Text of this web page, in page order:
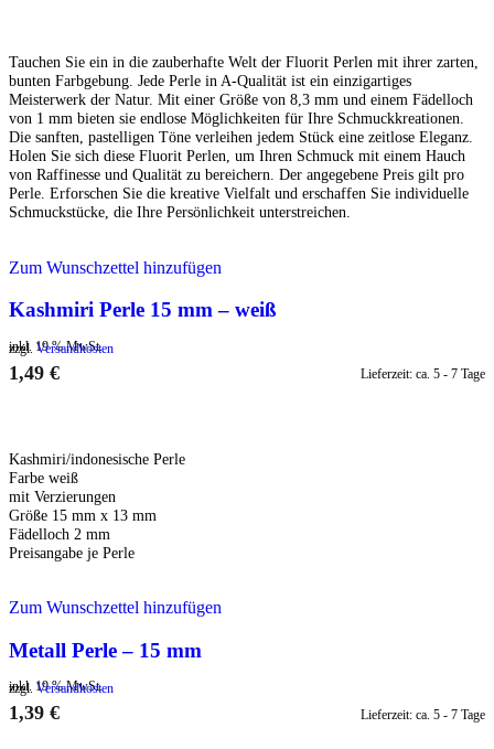
Tauchen Sie ein in die zauberhafte Welt der Fluorit Perlen mit ihrer zarten,
bunten Farbgebung. Jede Perle in A-Qualität ist ein einzigartiges
Meisterwerk der Natur. Mit einer Größe von 8,3 mm und einem Fädelloch
von 1 mm bieten sie endlose Möglichkeiten für Ihre Schmuckkreationen.
Die sanften, pastelligen Töne verleihen jedem Stück eine zeitlose Eleganz.
Holen Sie sich diese Fluorit Perlen, um Ihren Schmuck mit einem Hauch
von Raffinesse und Qualität zu bereichern. Der angegebene Preis gilt pro
Perle. Erforschen Sie die kreative Vielfalt und erschaffen Sie individuelle
Schmuckstücke, die Ihre Persönlichkeit unterstreichen.
Zum Wunschzettel hinzufügen
Kashmiri Perle 15 mm – weiß
inkl. 19 % MwSt.
zzgl. Versandkosten
1,49 € Lieferzeit: ca. 5 - 7 Tage
Kashmiri/indonesische Perle
Farbe weiß
mit Verzierungen
Größe 15 mm x 13 mm
Fädelloch 2 mm
Preisangabe je Perle
Zum Wunschzettel hinzufügen
Metall Perle – 15 mm
inkl. 19 % MwSt.
zzgl. Versandkosten
1,39 € Lieferzeit: ca. 5 - 7 Tage